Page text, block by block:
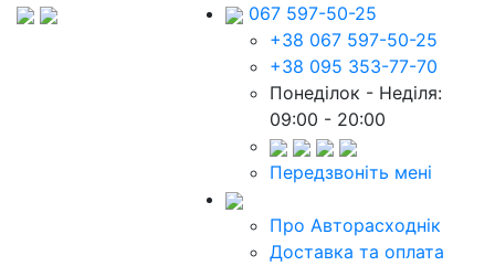
067 597-50-25
+38 067 597-50-25
+38 095 353-77-70
Понеділок - Неділя:
09:00 - 20:00
Передзвоніть мені
Про Авторасходнік
Доставка та оплата